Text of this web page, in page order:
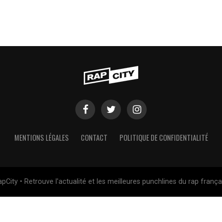
MENTIONS LÉGALES CONTACT POLITIQUE DE CONFIDENTIALITÉ
• Retrouve l'actualité et les meilleures punchlines du rap